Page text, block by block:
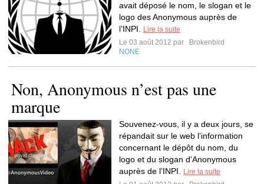
avait déposé le nom, le slogan et le
logo des Anonymous auprès de
l’INPI.
Lire la suite
Le 03 août 2012 par
Brokenbird
NONE
Non, Anonymous n’est pas une
marque
Souvenez-vous, il y a deux jours, se
répandait sur le web l’information
concernant le dépôt du nom, du
logo et du slogan d’Anonymous
auprès de l’INPI.
Lire la suite